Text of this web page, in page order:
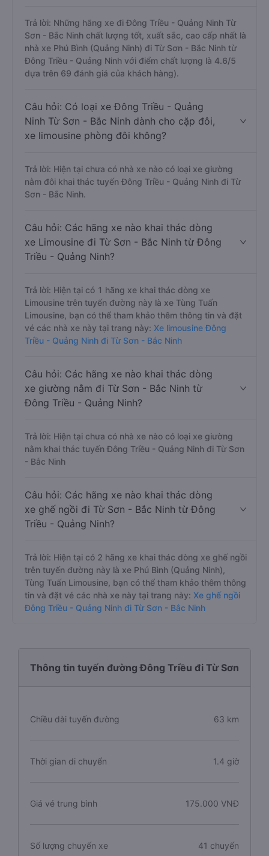
Trả lời: Những hãng xe đi Đông Triều - Quảng Ninh Từ
Sơn - Bắc Ninh chất lượng tốt, xuất sắc, cao cấp nhất là
nhà xe Phú Bình (Quảng Ninh) đi Từ Sơn - Bắc Ninh từ
Đông Triều - Quảng Ninh với điểm chất lượng là 4.6/5
dựa trên 69 đánh giá của khách hàng).
Câu hỏi: Có loại xe Đông Triều - Quảng
Ninh Từ Sơn - Bắc Ninh dành cho cặp đôi,
xe limousine phòng đôi không?
Trả lời: Hiện tại chưa có nhà xe nào có loại xe giường
nằm đôi khai thác tuyến Đông Triều - Quảng Ninh đi Từ
Sơn - Bắc Ninh.
Câu hỏi: Các hãng xe nào khai thác dòng
xe Limousine đi Từ Sơn - Bắc Ninh từ Đông
Triều - Quảng Ninh?
Trả lời: Hiện tại có 1 hãng xe khai thác dòng xe
Limousine trên tuyến đường này là xe Tùng Tuấn
Limousine, bạn có thể tham khảo thêm thông tin và đặt
vé các nhà xe này tại trang này: Xe limousine Đông
Triều - Quảng Ninh đi Từ Sơn - Bắc Ninh
Câu hỏi: Các hãng xe nào khai thác dòng
xe giường nằm đi Từ Sơn - Bắc Ninh từ
Đông Triều - Quảng Ninh?
Trả lời: Hiện tại chưa có nhà xe nào có loại xe giường
nằm khai thác tuyến Đông Triều - Quảng Ninh đi Từ Sơn
- Bắc Ninh
Câu hỏi: Các hãng xe nào khai thác dòng
xe ghế ngồi đi Từ Sơn - Bắc Ninh từ Đông
Triều - Quảng Ninh?
Trả lời: Hiện tại có 2 hãng xe khai thác dòng xe ghế ngồi
trên tuyến đường này là xe Phú Bình (Quảng Ninh),
Tùng Tuấn Limousine, bạn có thể tham khảo thêm thông
tin và đặt vé các nhà xe này tại trang này: Xe ghế ngồi
Đông Triều - Quảng Ninh đi Từ Sơn - Bắc Ninh
Thông tin tuyến đường Đông Triều đi Từ Sơn
Chiều dài tuyến đường 63 km
Thời gian di chuyển 1.4 giờ
Giá vé trung bình 175.000 VNĐ
Số lượng chuyến xe 41 chuyến